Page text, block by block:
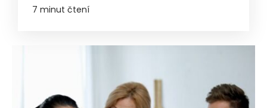
7 minut čtení